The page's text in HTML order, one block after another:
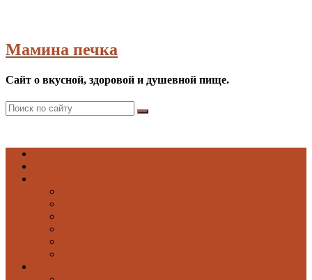
Мамина печка
Сайт о вкусной, здоровой и душевной пище.